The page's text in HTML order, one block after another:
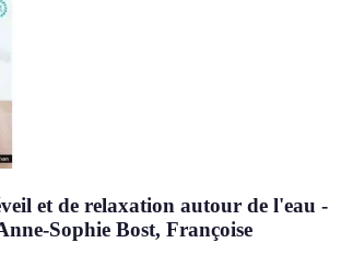
et de relaxation autour de l'eau -
Sophie Bost, Françoise